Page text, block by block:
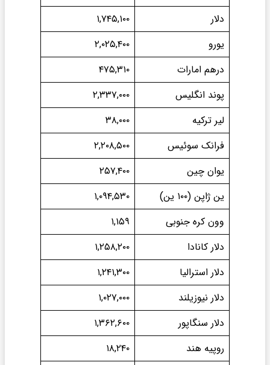
دلار
۱,۷۴۵,۱۰۰
یورو
۲,۰۲۵,۴۰۰
درهم امارات
۴۷۵,۳۱۰
پوند انگلیس
۲,۳۳۷,۰۰۰
لیر ترکیه
۳۸,۰۰۰
فرانک سوئیس
۲,۲۰۸,۵۰۰
یوان چین
۲۵۷,۴۰۰
ین ژاپن (۱۰۰ ین)
۱,۰۹۴,۵۳۰
وون کره جنوبی
۱,۱۵۹
دلار کانادا
۱,۲۵۸,۲۰۰
دلار استرالیا
۱,۲۴۱,۳۰۰
دلار نیوزیلند
۱,۰۲۷,۰۰۰
دلار سنگاپور
۱,۳۶۲,۶۰۰
روپیه هند
۱۸,۲۴۰